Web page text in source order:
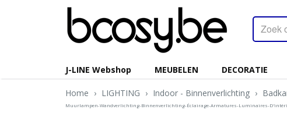
J-LINE Webshop MEUBELEN DECORATIE
Home › LIGHTING › Indoor - Binnenverlichting ›
Muurlampen-Wandverlichting-Binnenverlichting-Éclairage-Armatures-Luminaires-